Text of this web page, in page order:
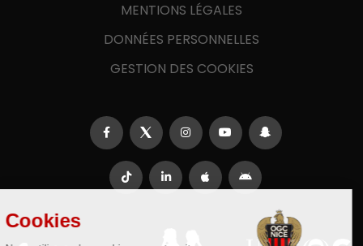
MENTIONS LÉGALES
DONNÉES PERSONNELLES
GESTION DES COOKIES